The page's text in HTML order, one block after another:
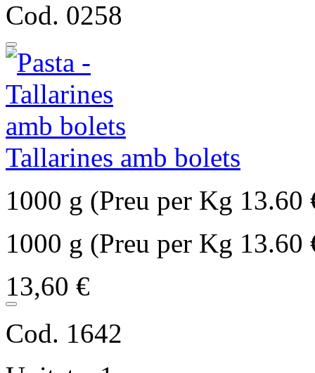
Cod. 0258
Tallarines amb bolets
1000 g (Preu per Kg 13.60
1000 g (Preu per Kg 13.60
13,60 €
Cod. 1642